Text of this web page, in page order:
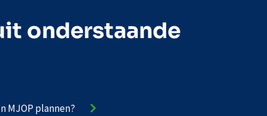
onderstaande
MJOP plannen?